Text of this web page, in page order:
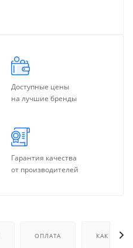
Доступные цены
на лучшие бренды
Гарантия качества
от производителей
ОПЛАТА КАК